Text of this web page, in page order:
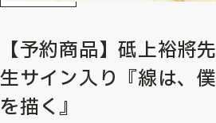
【予約商品】砥上裕將先
生サイン入り『線は、僕
を描く』